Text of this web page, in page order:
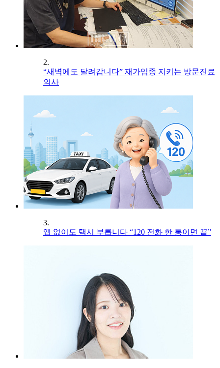
2.
“새벽에도 달려갑니다” 재가임종 지키는 방문진료
의사
3.
앱 없이도 택시 부릅니다 “120 전화 한 통이면 끝”